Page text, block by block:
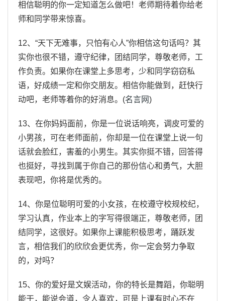
相信聪明的你一定知道怎么做吧！老师期待着你给老
师和同学带来惊喜。
12、“天下无难事，只怕有心人”你相信这句话吗？其
实你也很不错，遵守纪律，团结同学，尊敬老师，工
作负责。如果你在课堂上多思考，少和同学窃窃私
语，好成绩一定和你交朋友。相信你能做到，赶快行
动吧，老师等着你的好消息。(名言网)
13、在你妈妈面前，你是一位说话响亮，调皮可爱的
小男孩，可在老师面前，你却是一位在课堂上说一句
话就会脸红，害羞的小男生。其实你挺不错，回答得
也挺好，寻找到属于你自己的那份信心和勇气，大胆
表现吧，你将是优秀的。
14、你是位聪明可爱的小女孩，在校遵守校规校纪，
学习认真，作业本上的字写得很端正，尊敬老师，团
结同学，这很好。如果你上课能积极思考，踊跃发
言，相信我们的欣欣会更优秀，你一定会努力争取
的，对吗？
15、你的爱好是文娱活动，你的特长是舞蹈，你聪明
能干，能说会道，令人喜欢，可是上课有时心不在